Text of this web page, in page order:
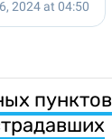
пунктов